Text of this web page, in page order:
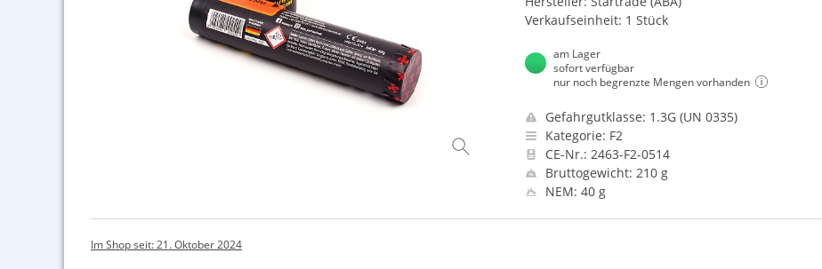
Verkaufseinheit: 1 Stück
am Lager
sofort verfügbar
nur noch begrenzte Mengen vorhanden
Gefahrgutklasse: 1.3G (UN 0335)
Kategorie: F2
CE-Nr.: 2463-F2-0514
Bruttogewicht: 210 g
NEM: 40 g
Im Shop seit: 21. Oktober 2024